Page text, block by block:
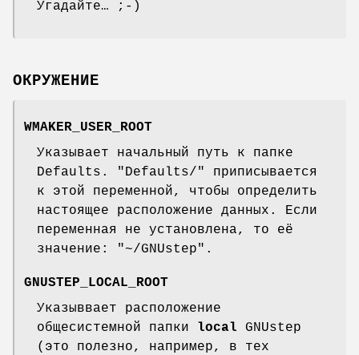
Угадайте… ;-)
ОКРУЖЕНИЕ
WMAKER_USER_ROOT
Указывает начальный путь к папке
Defaults. "Defaults/" приписывается
к этой переменной, чтобы определить
настоящее расположение данных. Если
переменная не установлена, то её
значение: "~/GNUstep".
GNUSTEP_LOCAL_ROOT
Указыввает расположение
общесистемной папки local GNUstep
(это полезно, например, в тех